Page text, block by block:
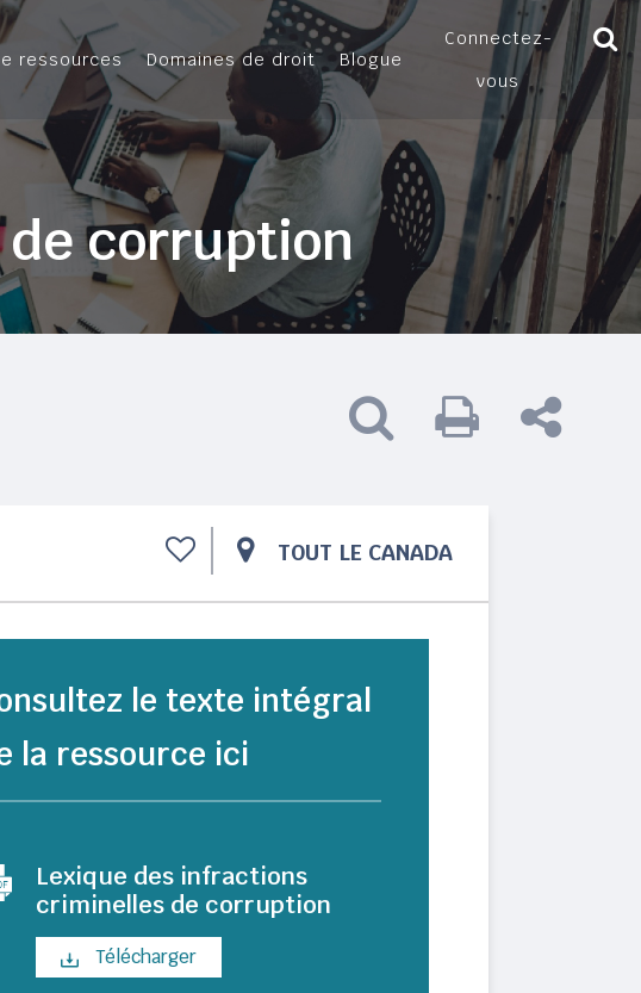
Connectez-
vous
ressources Domaines de droit Blogue
corruption
TOUT LE CANADA
le texte intégral
la ressource ici
Lexique des infractions
criminelles de corruption
Télécharger